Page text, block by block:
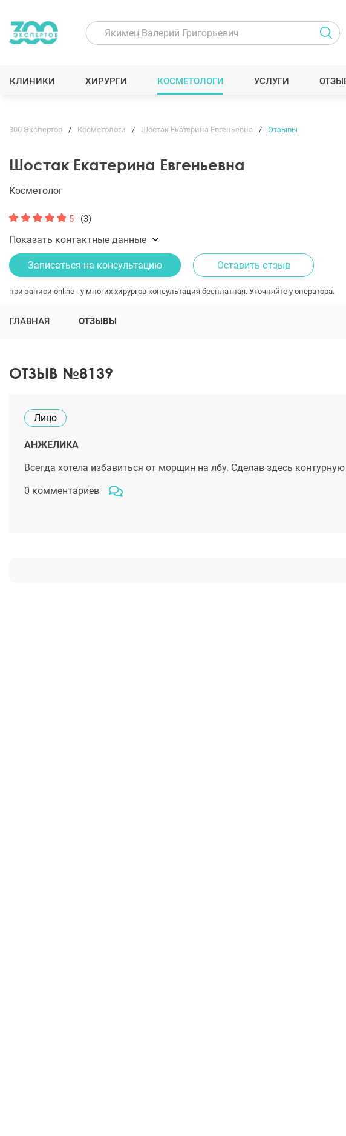
КЛИНИКИ ХИРУРГИ КОСМЕТОЛОГИ УСЛУГИ
300 Экспертов Косметологи Шостак Екатерина Евгеньевна Отзывы
Шостак Екатерина Евгеньевна
Косметолог
5 (3)
Показать контактные данные
Записаться на консультацию Оставить отзыв
при записи online - у многих хирургов консультация бесплатная. Уточняйте у оператора.
ГЛАВНАЯ ОТЗЫВЫ
ОТЗЫВ №8139
Лицо
АНЖЕЛИКА
Всегда хотела избавиться от морщин на лбу. Сделав здесь
0 комментариев